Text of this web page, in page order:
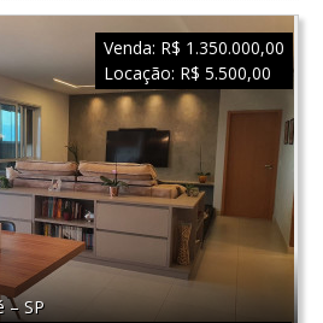
–SP
Venda: R$ 1.350.000,00
Locação: R$ 5.500,00